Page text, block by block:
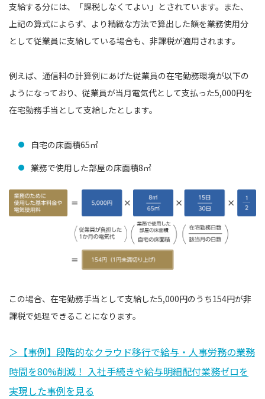
支給する分には、「課税しなくてよい」とされています。また、
上記の算式によらず、より精緻な方法で算出した額を業務使用分
として従業員に支給している場合も、非課税が適用されます。
例えば、通信料の計算例にあげた従業員の在宅勤務環境が以下の
ようになっており、従業員が当月電気代として支払った5,000円を
在宅勤務手当として支給したとします。
自宅の床面積65㎡
業務で使用した部屋の床面積8㎡
この場合、在宅勤務手当として支給した5,000円のうち154円が非
課税で処理できることになります。
＞【事例】段階的なクラウド移行で給与・人事労務の業務
時間を80%削減！ 入社手続きや給与明細配付業務ゼロを
実現した事例を見る